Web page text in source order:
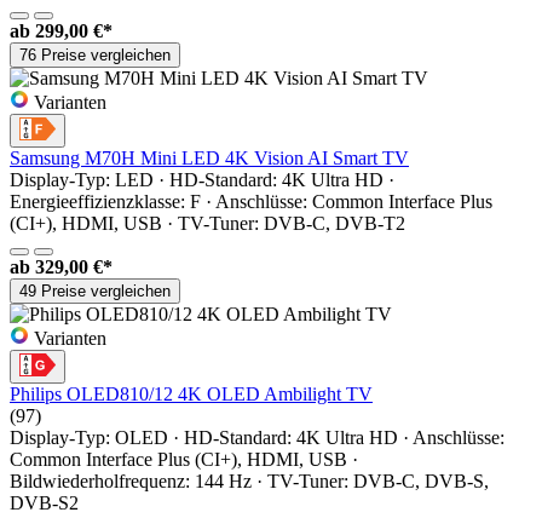
ab 299,00 €*
76 Preise vergleichen
Varianten
Samsung M70H Mini LED 4K Vision AI Smart TV
Display-Typ: LED · HD-Standard: 4K Ultra HD ·
Energieeffizienzklasse: F · Anschlüsse: Common Interface Plus
(CI+), HDMI, USB · TV-Tuner: DVB-C, DVB-T2
ab 329,00 €*
49 Preise vergleichen
Varianten
Philips OLED810/12 4K OLED Ambilight TV
(97)
Display-Typ: OLED · HD-Standard: 4K Ultra HD · Anschlüsse:
Common Interface Plus (CI+), HDMI, USB ·
Bildwiederholfrequenz: 144 Hz · TV-Tuner: DVB-C, DVB-S,
DVB-S2